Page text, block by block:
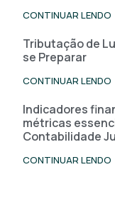
CONTINUAR LENDO
Tributação de
se Preparar
CONTINUAR LENDO
Indicadores
métricas
Contabilidade
CONTINUAR LENDO